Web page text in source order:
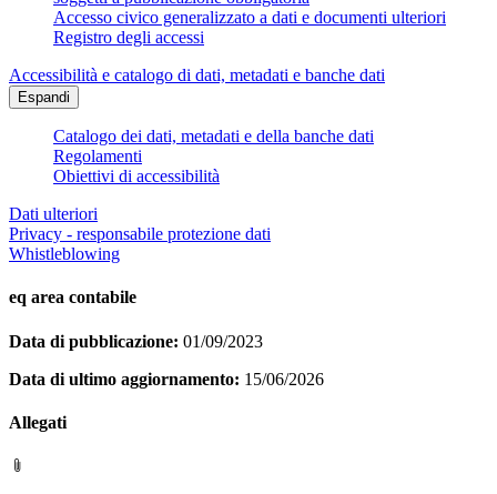
Accesso civico generalizzato a dati e documenti ulteriori
Registro degli accessi
Accessibilità e catalogo di dati, metadati e banche dati
Espandi
Catalogo dei dati, metadati e della banche dati
Regolamenti
Obiettivi di accessibilità
Dati ulteriori
Privacy - responsabile protezione dati
Whistleblowing
eq area contabile
Data di pubblicazione: 01/09/2023
Data di ultimo aggiornamento: 15/06/2026
Allegati